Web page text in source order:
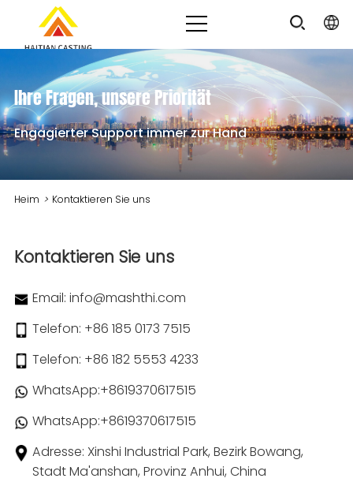
Ihre Fragen, unsere Priorität
Engagierter Support immer zur Hand
Heim > Kontaktieren Sie uns
Kontaktieren Sie uns
Email:info@mashthi.com
Telefon: +86 185 0173 7515
Telefon: +86 182 5553 4233
WhatsApp:+8619370617515
WhatsApp:+8619370617515
Adresse: Xinshi Industrial Park, Bezirk Bowang,
Stadt Ma'anshan, Provinz Anhui, China